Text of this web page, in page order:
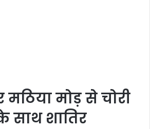
मठिया मोड़ से चोरी
साथ शातिर